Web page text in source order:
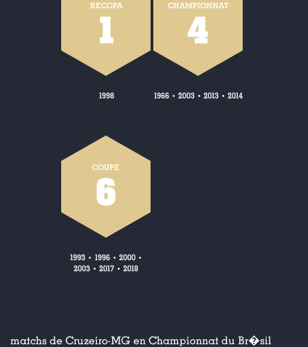
RECOPA
1
1998
CHAMPIONNAT
4
1966 • 2003 • 2013 • 2014
COUPE
6
1993 • 1996 • 2000 •
2003 • 2017 • 2018
matchs de Cruzeiro-MG en Championnat du Br�sil